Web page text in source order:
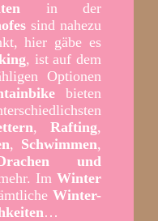
in der
sind nahezu
hier gäbe es
, ist auf dem
Optionen
bieten
,Rafting,
, Schwimmen,
und
ImWinter
Winter-
…